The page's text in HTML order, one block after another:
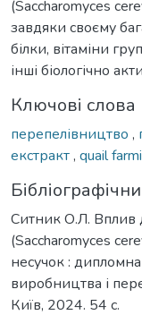
(Saccharomyces
завдяки своєму
білки, вітаміни
інші біологічно
Ключові слова
перепелівництво ,
екстракт, quail
Ситник О.Л. Вплив
(Saccharomyces
несучок : дипломна
виробництва і
Київ, 2024. 54 с.